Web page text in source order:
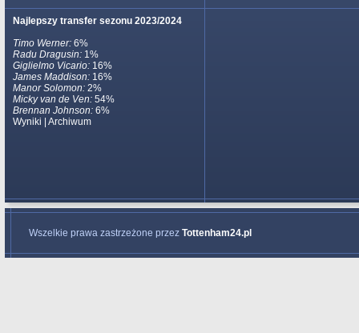
Najlepszy transfer sezonu 2023/2024
Timo Werner: 6%
Radu Dragusin: 1%
Giglielmo Vicario: 16%
James Maddison: 16%
Manor Solomon: 2%
Micky van de Ven: 54%
Brennan Johnson: 6%
Wyniki
Archiwum
Wszelkie prawa zastrzeżone przez Tottenham24.pl